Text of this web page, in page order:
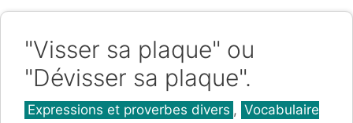
"Visser sa plaque" ou
"Dévisser sa plaque".
Catégories
Expressions et proverbes divers , Vocabulaire